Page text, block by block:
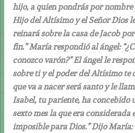
hijo, a quien pondrás por nombre
Hijo del Altísimo y el Señor Dios
reinará sobre la casa de Jacob
fin.” María respondió al ángel:
conozco varón?” El ángel le
sobre ti y el poder del Altísimo te
que va a nacer será santo y le
Isabel, tu pariente, ha concebido
sexto mes la que era
imposible para Dios.” Dijo María: